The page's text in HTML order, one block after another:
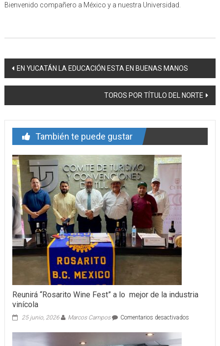
Bienvenido compañero a México y a nuestra Universidad.
Navegación
de
entrada
EN YUCATÁN LA EDUCACIÓN ESTA EN BUENAS MANOS
TOROS POR TÍTULO DEL NORTE
También te puede gustar
Reunirá “Rosarito Wine Fest” a lo mejor de la industria
vinícola
25 junio, 2026 Marcos Campos Comentarios desactivadosen